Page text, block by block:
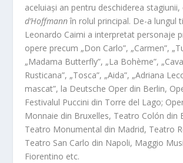
aceluiași an pentru deschiderea
d’Hoffmannîn rolul principal. De-a lungul
Leonardo Caimi a interpretat personaje
opere precum „Don Carlo”, „Carmen”,
„Madama Butterfly”, „La Bohème”,
Rusticana”, „Tosca”, „Aida”, „Adriana
mascat”, la Deutsche Oper din Berlin,
Festivalul Puccini din Torre del Lago;
Monnaie din Bruxelles, Teatro Colón din
Teatro Monumental din Madrid, Teatro
Teatro San Carlo din Napoli, Maggio
Fiorentino etc.